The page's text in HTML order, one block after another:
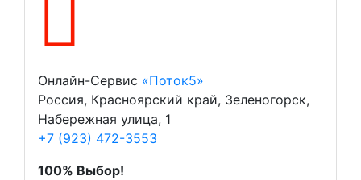
Онлайн-Сервис «Поток5»
Россия, Красноярский край, Зеленогорск,
Набережная улица, 1
+7 (923) 472-3553
100% Выбор!